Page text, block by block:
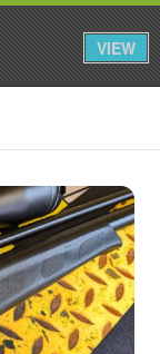
Registrarse
VIEW